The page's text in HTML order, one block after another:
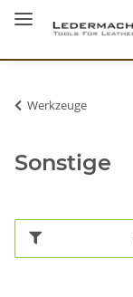
Werkzeuge
Sonstige